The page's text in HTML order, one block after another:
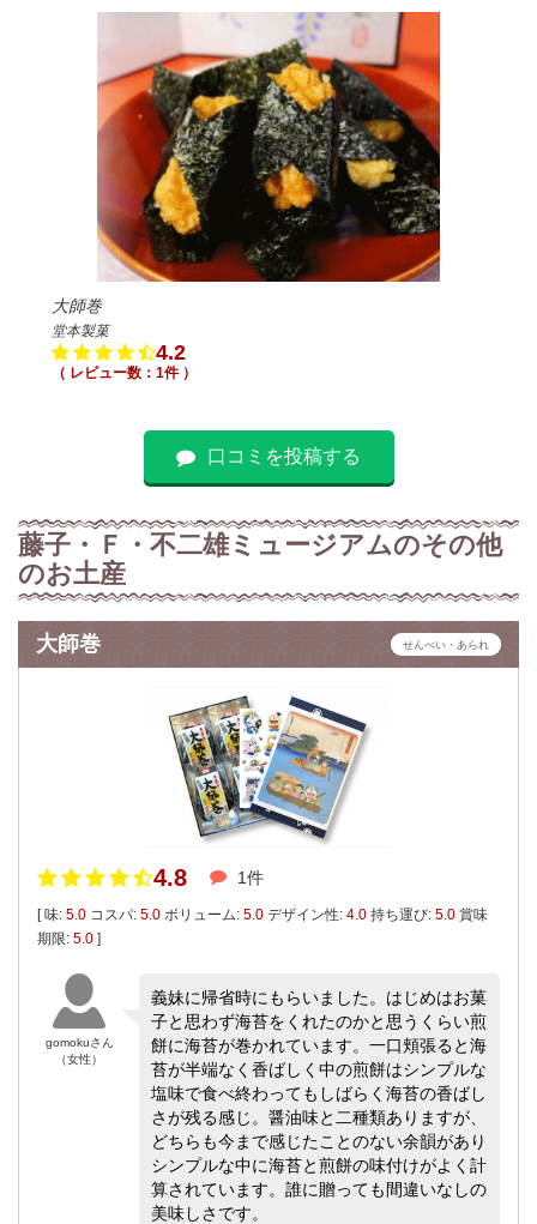
大師巻
堂本製菓
4.2
（ レビュー数：1件 ）
口コミを投稿する
藤子・Ｆ・不二雄ミュージアムのその他
のお土産
大師巻 せんべい・あられ
4.8 1件
[ 味: 5.0 コスパ: 5.0 ボリューム: 5.0 デザイン性: 4.0 持ち運び: 5.0 賞味
期限: 5.0 ]
gomokuさん
（女性）
義妹に帰省時にもらいました。はじめはお菓
子と思わず海苔をくれたのかと思うくらい煎
餅に海苔が巻かれています。一口頬張ると海
苔が半端なく香ばしく中の煎餅はシンプルな
塩味で食べ終わってもしばらく海苔の香ばし
さが残る感じ。醤油味と二種類ありますが、
どちらも今まで感じたことのない余韻があり
シンプルな中に海苔と煎餅の味付けがよく計
算されています。誰に贈っても間違いなしの
美味しさです。